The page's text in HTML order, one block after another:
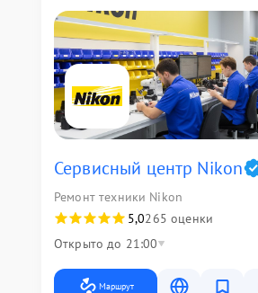
Сервисный центр Nikon
Ремонт техники Nikon
5,0265 оценки
Открыто до 21:00
Маршрут